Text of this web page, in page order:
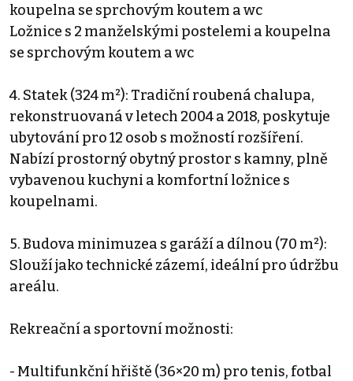
koupelna se sprchovým koutem a wc
Ložnice s 2 manželskými postelemi a koupelna
se sprchovým koutem a wc
4. Statek (324 m²): Tradiční roubená chalupa,
rekonstruovaná v letech 2004 a 2018, poskytuje
ubytování pro 12 osob s možností rozšíření.
Nabízí prostorný obytný prostor s kamny, plně
vybavenou kuchyni a komfortní ložnice s
koupelnami.
5. Budova minimuzea s garáží a dílnou (70 m²):
Slouží jako technické zázemí, ideální pro údržbu
areálu.
Rekreační a sportovní možnosti:
- Multifunkční hřiště (36×20 m) pro tenis, fotbal